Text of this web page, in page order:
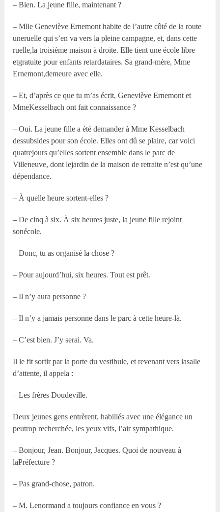
– Bien. La jeune fille, maintenant ?
– Mlle Geneviève Ernemont habite de l’autre côté de la route
uneruelle qui s’en va vers la pleine campagne, et, dans cette
ruelle,la troisième maison à droite. Elle tient une école libre
etgratuite pour enfants retardataires. Sa grand-mère, Mme
Ernemont,demeure avec elle.
– Et, d’après ce que tu m’as écrit, Geneviève Ernemont et
MmeKesselbach ont fait connaissance ?
– Oui. La jeune fille a été demander à Mme Kesselbach
dessubsides pour son école. Elles ont dû se plaire, car voici
quatrejours qu’elles sortent ensemble dans le parc de
Villeneuve, dont lejardin de la maison de retraite n’est qu’une
dépendance.
– À quelle heure sortent-elles ?
– De cinq à six. À six heures juste, la jeune fille rejoint
sonécole.
– Donc, tu as organisé la chose ?
– Pour aujourd’hui, six heures. Tout est prêt.
– Il n’y aura personne ?
– Il n’y a jamais personne dans le parc à cette heure-là.
– C’est bien. J’y serai. Va.
Il le fit sortir par la porte du vestibule, et revenant vers lasalle
d’attente, il appela :
– Les frères Doudeville.
Deux jeunes gens entrèrent, habillés avec une élégance un
peutrop recherchée, les yeux vifs, l’air sympathique.
– Bonjour, Jean. Bonjour, Jacques. Quoi de nouveau à
laPréfecture ?
– Pas grand-chose, patron.
– M. Lenormand a toujours confiance en vous ?